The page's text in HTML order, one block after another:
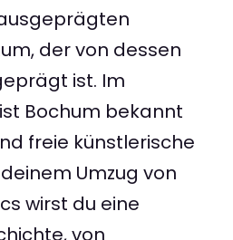
der von dessen
ist. Im
Bochum bekannt
freie künstlerische
Umzug von
wirst du eine